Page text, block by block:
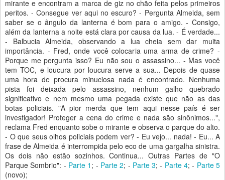
mirante e encontram a marca de giz no chão feita pelos primeiros
peritos. - Consegue ver aqui no escuro? - Pergunta Almeida, sem
saber se o ângulo da lanterna é bom para o amigo. - Consigo,
além da lanterna a noite está clara por causa da lua. - É verdade...
- Balbucia Almeida, observando a lua cheia sem dar muita
importância. - Fred, onde você colocaria uma arma de crime? -
Porque me pergunta isso? Eu não sou o assassino... - Mas você
tem TOC, e loucura por loucura serve a sua... Depois de quase
uma hora de procura minuciosa nada é encontrado. Nenhuma
pista foi deixada pelo assassino, nenhum galho quebrado
significativo e nem mesmo uma pegada existe que não as das
botas policiais. "A pior merda que tem aqui nesse país é ser
investigador! Proteger a cena do crime e nada são sinônimos...",
reclama Fred enquanto sobe o mirante e observa o parque do alto.
- O que seus olhos policiais podem ver? - Eu vejo... nada! - Eu... A
frase de Almeida é interrompida pelo eco de uma gargalha sinistra.
Os dois não estão sozinhos. Continua... Outras Partes de "O
Parque Sombrio": - Parte 1 ; - Parte 2; - Parte 3; - Parte 4; - Parte 5
(novo);